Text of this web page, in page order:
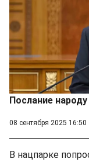
Послание
08 сентября 2025 16:50
В нацпарке